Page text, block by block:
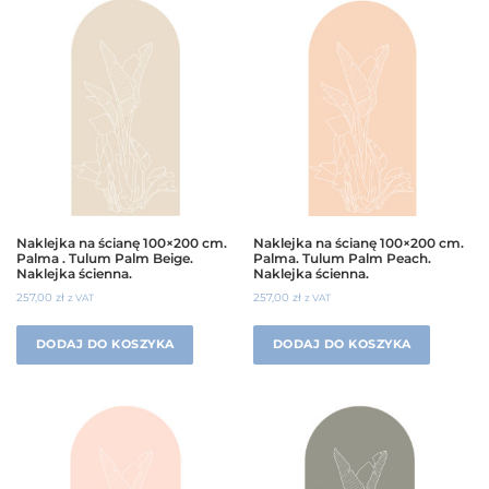
Naklejka na ścianę 100×200 cm.
Palma . Tulum Palm Beige.
Naklejka ścienna.
257,00 zł z VAT
DODAJ DO KOSZYKA
Naklejka na ścianę 100×200 cm.
Palma. Tulum Palm Peach.
Naklejka ścienna.
257,00zł z VAT
DODAJ DO KOSZYKA